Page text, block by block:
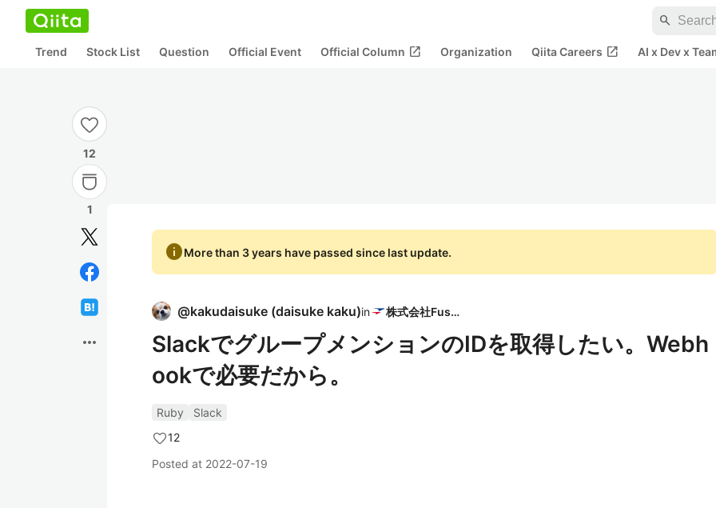
search
Trend Stock List Question Official Event Official Column open_in_new Organization Qiita Careers open_in_new AI x Dev x
12
1
more_horiz
infoMore than 3 years have passed since last update.
@kakudaisuke (daisuke kaku)in 株式会社Fusic
SlackでグループメンションのIDを取得したい。Webh
ookで必要だから。
Ruby
Slack
12
Posted at 2022-07-19